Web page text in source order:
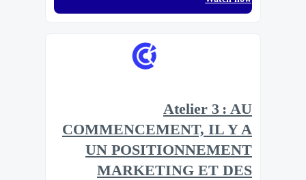
Atelier 3 : AU
COMMENCEMENT, IL Y A
UN POSITIONNEMENT
MARKETING ET DES